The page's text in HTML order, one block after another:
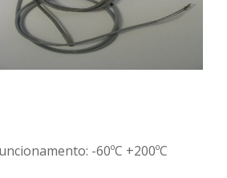
-60ºC +200ºC